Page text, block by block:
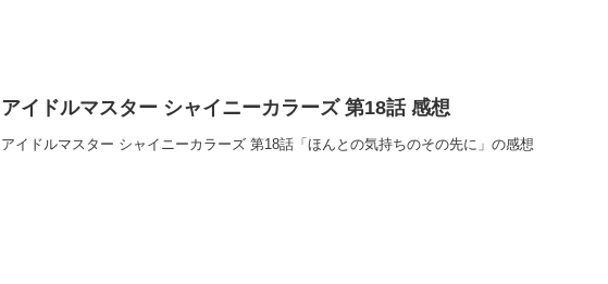
アイドルマスター シャイニーカラーズ 第18話 感想
アイドルマスター シャイニーカラーズ 第18話「ほんとの気持ちのその先に」の感想